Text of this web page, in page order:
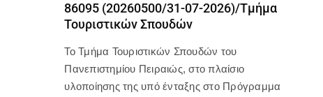
86095 (20260500/31-07-2026)/Τμήμα
Τουριστικών Σπουδών
To Τμήμα Τουριστικών Σπουδών του
Πανεπιστημίου Πειραιώς, στο πλαίσιο
υλοποίησης της υπό ένταξης στο Πρόγραμμα